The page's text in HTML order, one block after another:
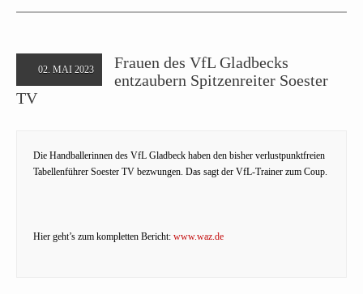
02. MAI 2023
Frauen des VfL Gladbecks
entzaubern Spitzenreiter Soester
TV
Die Handballerinnen des VfL Gladbeck haben den bisher verlustpunktfreien
Tabellenführer Soester TV bezwungen. Das sagt der VfL-Trainer zum Coup.
Hier geht’s zum kompletten Bericht: www.waz.de